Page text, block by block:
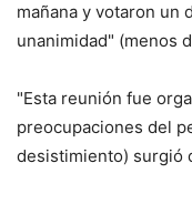
mañana y votaron un
unanimidad" (menos
"Esta reunión fue
preocupaciones del
desistimiento) surgió